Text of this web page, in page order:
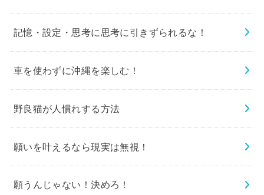
記憶・設定・思考に思考に引きずられるな！
車を使わずに沖縄を楽しむ！
野良猫が人慣れする方法
願いを叶えるなら現実は無視！
願うんじゃない！決めろ！